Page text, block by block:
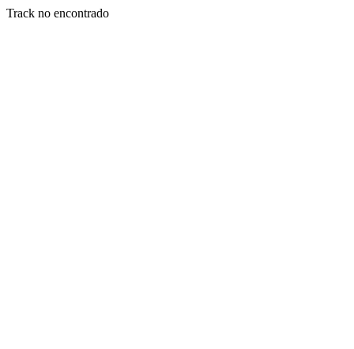
Track no encontrado